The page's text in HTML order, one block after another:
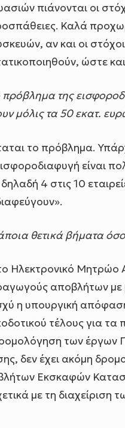
πιάνονται οι
Καλά
αν και οι
ώστε
πρόβλημα της
μόλις τα 50 εκατ.
το πρόβλημα.
είναι
4 στις 10
θετικά βήματα
Ηλεκτρονικό
αποβλήτων
η υπουργική
τέλους για τα
των έργων
δεν έχει ακόμη
Εκσκαφών
με τη διαχείριση